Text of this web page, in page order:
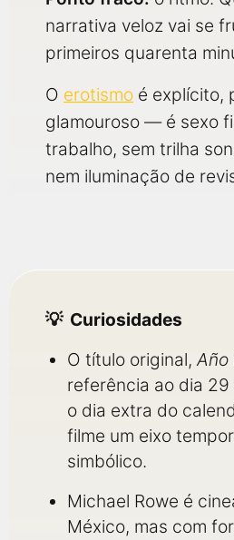
narrativa veloz vai se
primeiros quarenta
O erotismo é explícito,
glamouroso — é sexo
trabalho, sem trilha
nem iluminação de
Curiosidades
O título original,Año
referência ao dia
o dia extra do
filme um eixo
simbólico.
Michael Rowe é
México, mas com